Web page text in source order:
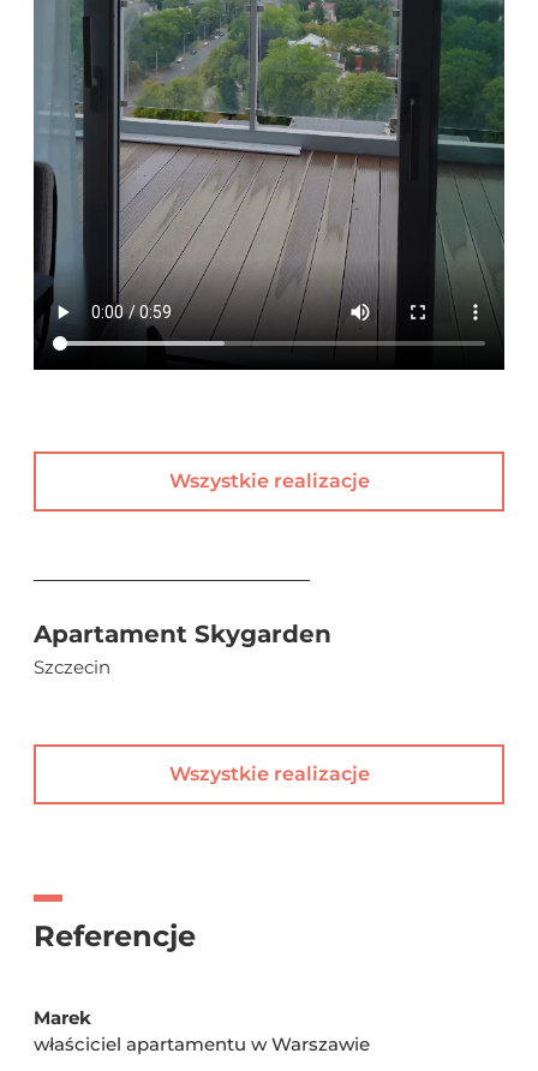
Wszystkie realizacje
Apartament Skygarden
Szczecin
Wszystkie realizacje
Referencje
Marek
właściciel apartamentu w Warszawie